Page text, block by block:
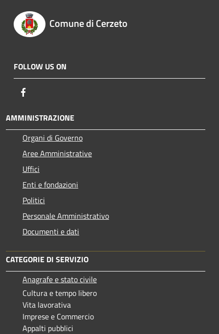
Comune di Cerzeto
FOLLOW US ON
AMMINISTRAZIONE
Organi di Governo
Aree Amministrative
Uffici
Enti e fondazioni
Politici
Personale Amministrativo
Documenti e dati
CATEGORIE DI SERVIZIO
Anagrafe e stato civile
Cultura e tempo libero
Vita lavorativa
Imprese e Commercio
Appalti pubblici